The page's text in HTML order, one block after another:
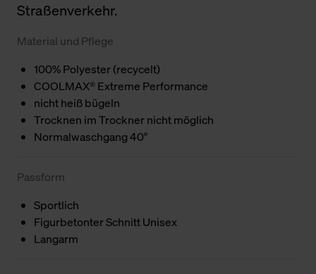
Straßenverkehr.
Material und Pflege
100% Polyester (recycelt)
COOLMAX® Extreme Performance
nicht heiß bügeln
Trocknen im Trockner nicht möglich
Normalwaschgang 40°
Passform
Sportlich
Figurbetonter Schnitt Unisex
Langarm